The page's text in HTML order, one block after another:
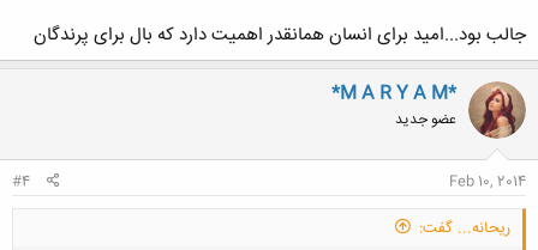
جالب بود...امید برای انسان همانقدر اهمیت دارد که بال برای پرندگان
*M A R Y A M*
عضو جدید
Feb 10, 2014
#4
ریحانه... گفت: